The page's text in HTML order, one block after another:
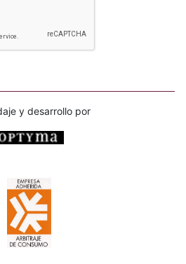
y desarrollo por